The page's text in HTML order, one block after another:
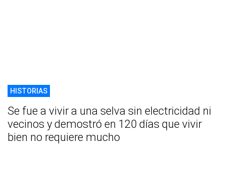
HISTORIAS
Se fue a vivir a una selva sin electricidad ni
vecinos y demostró en 120 días que vivir
bien no requiere mucho